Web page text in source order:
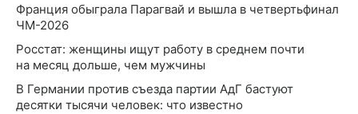
Франция обыграла Парагвай и вышла в четвертьфинал
ЧМ-2026
Росстат: женщины ищут работу в среднем почти
на месяц дольше, чем мужчины
В Германии против съезда партии АдГ бастуют
десятки тысячи человек: что известно